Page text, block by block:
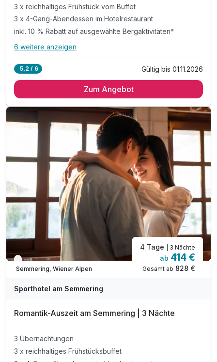
3 x reichhaltiges Frühstück vom Buffet
3 x 4-Gang-Abendessen im Hotelrestaurant
inkl. 10 % Rabatt auf ausgewählte Bergaktivitäten*
Alle Inklusivleistungen
3 x reichhaltiges Frühstück vom Buffet
inkl. 10 % Rabatt auf ausgewählte Bergaktivitäten*
inkl. Nutzung der Wellnesseinrichtung mit Saunas
inkl. Nutzung des Fitnessraums
inkl. W-LAN Nutzung & Parkplatz
Tipp 1: Klettern im Waldseilgarten
Tipp 2: Mountaincarts im Bikepark Semmering
Tipp 3: Einkehrschwung im Liechtensteinhaus
6 weitere anzeigen
5,2 / 6 Gültig bis 01.11.2026
Zum Angebot
Nur noch bis Oktober
Semmering, Wiener Alpen
4 Tage | 3 Nächte
ab 414 €
Gesamt ab 828 €
Sporthotel am Semmering
Romantik-Auszeit am Semmering | 3 Nächte
3 Übernachtungen
3 x reichhaltiges Frühstücksbuffet